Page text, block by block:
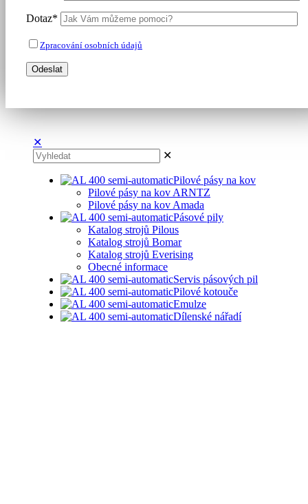
Dotaz*
Zpracování osobních údajů
✕
✕
Pilové pásy na kov
Pilové pásy na kov ARNTZ
Pilové pásy na kov Amada
Pásové pily
Katalog strojů Pilous
Katalog strojů Bomar
Katalog strojů Everising
Obecné informace
Servis pásových pil
Pilové kotouče
Emulze
Dílenské nářadí